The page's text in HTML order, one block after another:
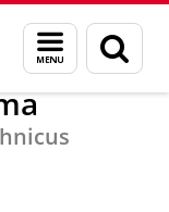
Menu
en
zoeken